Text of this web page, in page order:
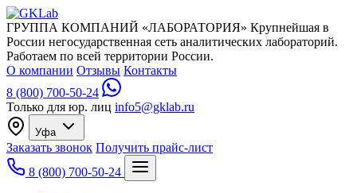
ГРУППА КОМПАНИЙ «ЛАБОРАТОРИЯ» Крупнейшая в
России негосударственная сеть аналитических лабораторий.
Работаем по всей территории России.
О компании Отзывы Контакты
8 (800) 700-50-24
Только для юр. лиц info5@gklab.ru
Уфа
Заказать звонок Получить прайс-лист
8 (800) 700-50-24